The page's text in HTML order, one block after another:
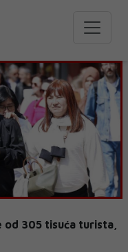
305 tisuća turista,